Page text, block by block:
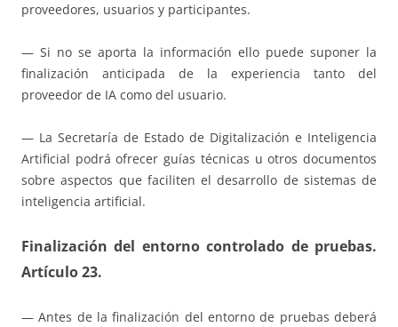
proveedores, usuarios y participantes.
— Si no se aporta la información ello puede suponer la
finalización anticipada de la experiencia tanto del
proveedor de IA como del usuario.
— La Secretaría de Estado de Digitalización e Inteligencia
Artificial podrá ofrecer guías técnicas u otros documentos
sobre aspectos que faciliten el desarrollo de sistemas de
inteligencia artificial.
Finalización del entorno controlado de pruebas.
Artículo 23.
— Antes de la finalización del entorno de pruebas deberá